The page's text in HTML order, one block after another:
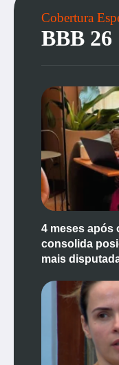
Cobertura
BBB 26
4 meses após
consolida
mais